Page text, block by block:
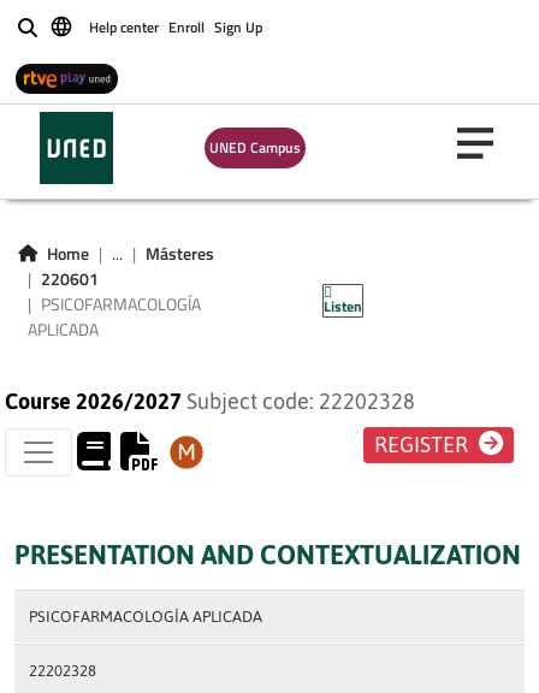
BuscarHelp center Enroll Sign Up
UNED Campus
Home ...
Másteres
220601
PSICOFARMACOLOGÍA
APLICADA
Listen
Course 2026/2027 Subject code: 22202328
REGISTER
PRESENTATION AND CONTEXTUALIZATION
PSICOFARMACOLOGÍA APLICADA
22202328